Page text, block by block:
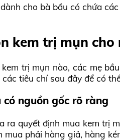
cho bà bầu có chứa
kem trị mụn cho
trị mụn nào, các mẹ
tiêu chí sau đây để có
nguồn gốc rõ ràng
ra quyết định mua kem trị
mua phải hàng giả, hàng